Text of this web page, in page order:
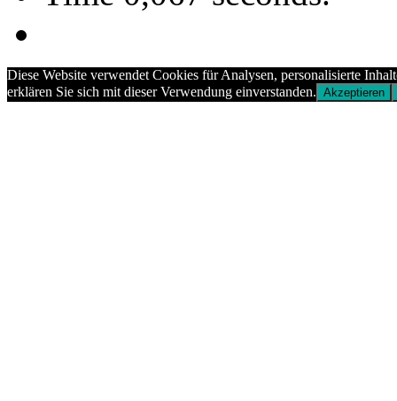
Diese Website verwendet Cookies für Analysen, personalisierte
erklären Sie sich mit dieser Verwendung einverstanden. Akzeptieren